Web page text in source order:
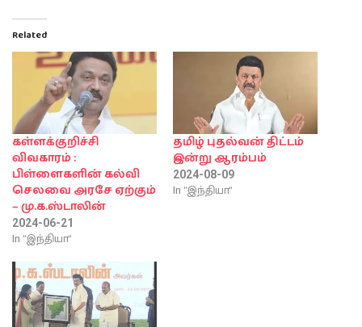
Related
கள்ளக்குறிச்சி
விவகாரம் :
பிள்ளைகளின் கல்வி
செலவை அரசே ஏற்கும்
– மு.க.ஸ்டாலின்
2024-06-21
In "இந்தியா"
தமிழ் புதல்வன் திட்டம்
இன்று ஆரம்பம்
2024-08-09
In "இந்தியா"